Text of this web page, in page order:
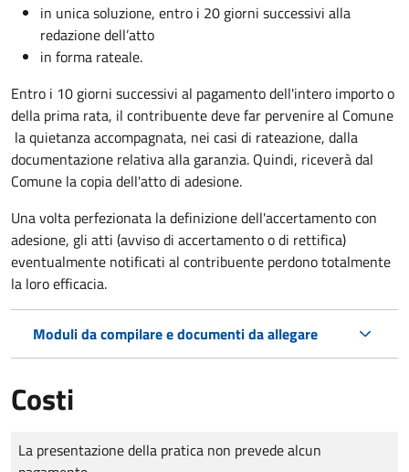
in unica soluzione, entro i 20 giorni successivi alla
redazione dell’atto
in forma rateale.
Entro i 10 giorni successivi al pagamento dell'intero importo o
della prima rata, il contribuente deve far pervenire al Comune
la quietanza accompagnata, nei casi di rateazione, dalla
documentazione relativa alla garanzia. Quindi, riceverà dal
Comune la copia dell'atto di adesione.
Una volta perfezionata la definizione dell'accertamento con
adesione, gli atti (avviso di accertamento o di rettifica)
eventualmente notificati al contribuente perdono totalmente
la loro efficacia.
Moduli da compilare e documenti da allegare
Costi
Tipo di pagamento
Importo
La presentazione della pratica non prevede alcun